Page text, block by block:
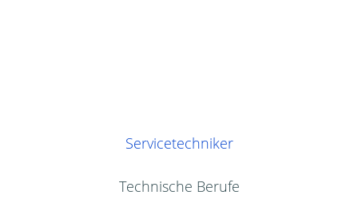
Servicetechniker
Technische Berufe